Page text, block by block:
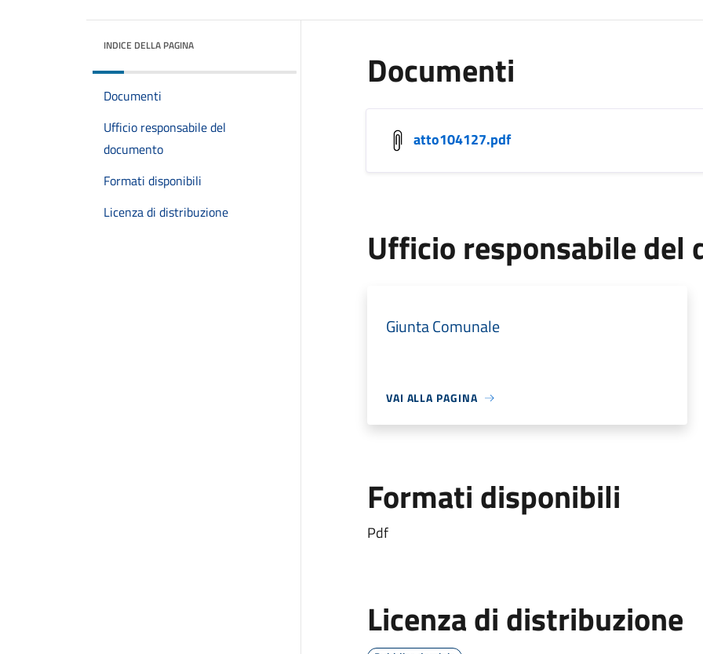
INDICE DELLA PAGINA
Documenti
Ufficio responsabile del
documento
Formati disponibili
Licenza di distribuzione
Documenti
atto104127.pdf
Ufficio responsabile del
Giunta Comunale
VAI ALLA PAGINA
Formati disponibili
Pdf
Licenza di distribuzione